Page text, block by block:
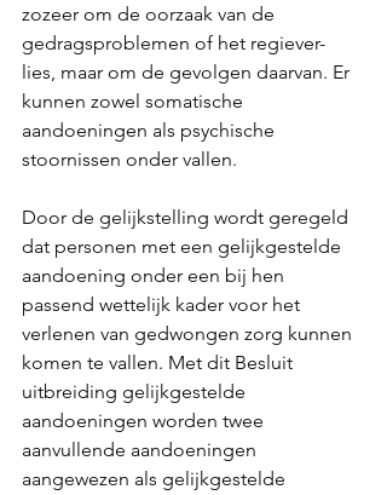
zozeer om de oorzaak van de
gedragsproblemen of het regiever-
lies, maar om de gevolgen daarvan. Er
kunnen zowel somatische
aandoeningen als psychische
stoornissen onder vallen.
Door de gelijkstelling wordt geregeld
dat personen met een gelijkgestelde
aandoening onder een bij hen
passend wettelijk kader voor het
verlenen van gedwongen zorg kunnen
komen te vallen. Met dit Besluit
uitbreiding gelijkgestelde
aandoeningen worden twee
aanvullende aandoeningen
aangewezen als gelijkgestelde